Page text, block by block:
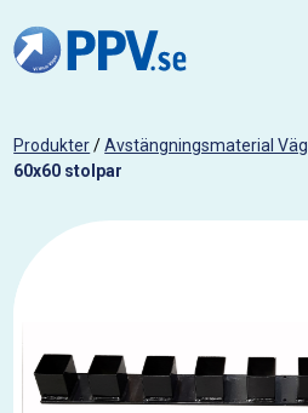
Produkter/Avstängningsmaterial Väg
60x60 stolpar